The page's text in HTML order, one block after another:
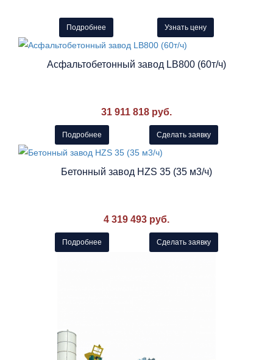
Подробнее Узнать цену
Асфальтобетонный завод LB800 (60т/ч)
31 911 818 руб.
Подробнее Сделать заявку
Бетонный завод HZS 35 (35 м3/ч)
4 319 493 руб.
Подробнее Сделать заявку